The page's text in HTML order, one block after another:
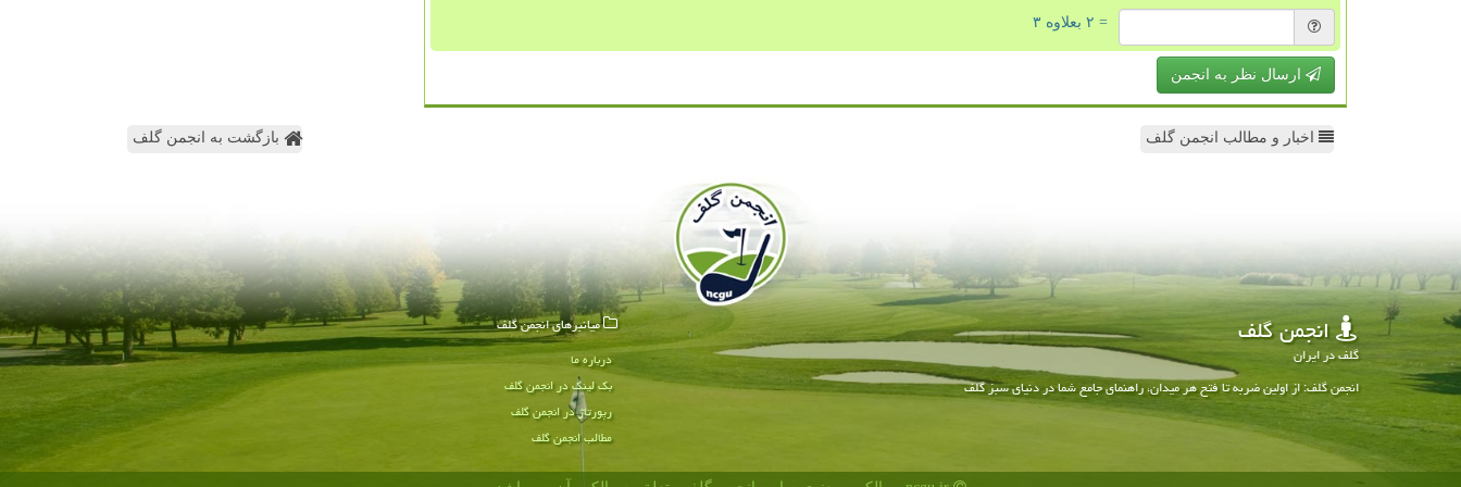
= ۲ بعلاوه ۳
ارسال نظر به انجمن
اخبار و مطالب انجمن گلف بازگشت به انجمن گلف
انجمن گلف
گلف در ایران
انجمن گلف: از اولین ضربه تا فتح هر میدان، راهنمای جامع شما در دنیای سبز گلف
میانبرهای انجمن گلف
درباره ما
بک لینک در انجمن گلف
رپورتاژ در انجمن گلف
مطالب انجمن گلف